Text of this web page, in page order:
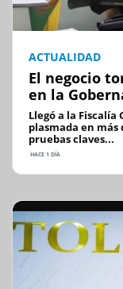
ACTUALIDAD
El negocio
en la
Llegó a la
plasmada en más
pruebas claves...
HACE 1 DÍA